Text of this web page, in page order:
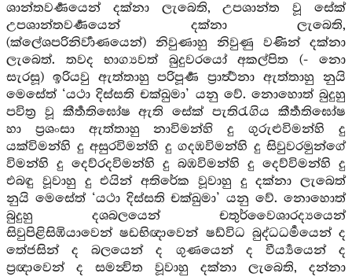
ශාන්තවර්‍ණයෙන් දක්නා ලැබෙති, උපශාන්ත වූ සේක්
උපශාන්තවර්‍ණයෙන් දක්නා ලැබෙති,
(ක්ලේශපරිනිර්‍වාණයෙන්) නිවුණාහු නිවුණු වණින් දක්නා
ලැබෙත්. තවද භාග්‍යවත් බුදුවරයෝ අකල්පිත (- නො
සැරසූ) ඉරියවු ඇත්තාහු පරිපූර්‍ණ ප්‍රාර්‍ත්‍ථනා ඇත්තාහු නුයි
මෙසේත් ‘යථා දිස්සති චක්ඛුමා’ යනු වේ. නොහොත් බුදුහු
පවිත්‍ර වූ කීර්‍තතිඝෝෂ ඇති සේක් පැතිරැගිය කීර්‍තතිඝෝෂ
හා ප්‍රශංසා ඇත්තාහු නාවිමන්හි දු ගුරුළුවිමන්හි දු
යක්විමන්හි දු අසුරවිමන්හි දු ගදඹවිමන්හි දු සිවුවරමුන්ගේ
විමන්හි දු දෙව්රදවිමන්හි දු බඹවිමන්හි දු දෙව්විමන්හි දු
එබඳු වූවාහු දු එයින් අතිරේක වූවාහු දු දක්නා ලැබෙත්
නුයි මෙසේත් ‘යථා දිස්සති චක්ඛුමා’ යනු වේ. නොහොත්
බුදුහු දශබලයෙන් චතුර්වෛශාරද්‍යයෙන්
සිවුපිළිසිඹියාවෙන් ෂඩභිඥාවෙන් ෂඩ්විධ බුද්ධධර්‍මයෙන් ද
තේජසින් ද බලයෙන් ද ගුණයෙන් ද වීර්‍ය්‍යයෙන් ද
ප්‍රඥාවෙන් ද සමන්‍විත වූවාහු දක්නා ලැබෙති, දන්නා